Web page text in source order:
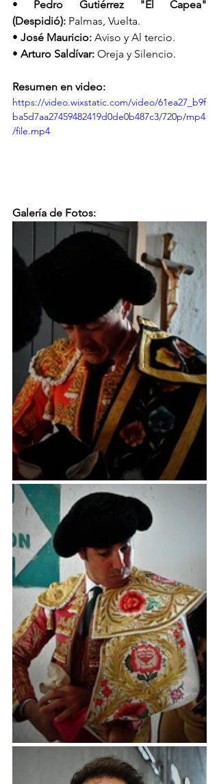
• Pedro Gutiérrez "El Capea"
(Despidió): Palmas, Vuelta.
• José Mauricio: Aviso y Al tercio.
• Arturo Saldívar: Oreja y Silencio.
Resumen en video:
https://video.wixstatic.com/video/61ea27_b9f
ba5d7aa27459482419d0de0b487c3/720p/mp4
/file.mp4
Galería de Fotos: